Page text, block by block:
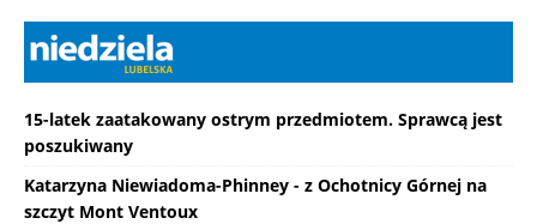
15-latek zaatakowany ostrym przedmiotem. Sprawcą jest
poszukiwany
Katarzyna Niewiadoma-Phinney - z Ochotnicy Górnej na
szczyt Mont Ventoux